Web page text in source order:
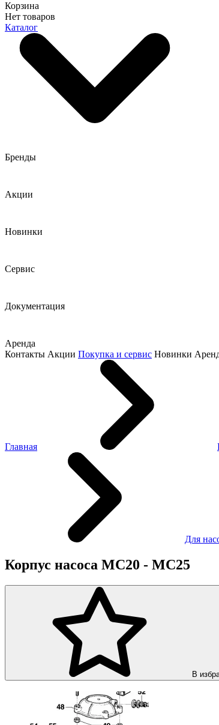
Корзина
Нет товаров
Каталог
Бренды
Акции
Новинки
Сервис
Документация
Аренда
Контакты Акции Покупка и сервис Новинки
Главная
Для
Корпус насоса MC20 - MC25
В